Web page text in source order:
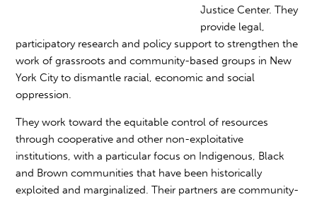
Justice Center. They
provide legal,
participatory research and policy support to strengthen the
work of grassroots and community-based groups in New
York City to dismantle racial, economic and social
oppression.
They work toward the equitable control of resources
through cooperative and other non-exploitative
institutions, with a particular focus on Indigenous, Black
and Brown communities that have been historically
exploited and marginalized. Their partners are community-